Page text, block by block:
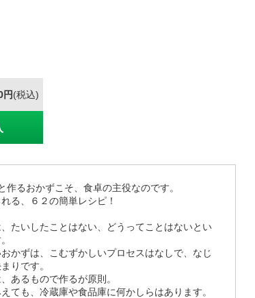
円(税込)
作るおかずこそ、食卓の主役なのです。
る、６２の簡単レシピ！
、たいしたことはない、どうってことはないとい
かずは、こむずかしいプロセスはなしで、なじ
りです。
あるもので作るが原則。
ても、冷蔵庫や食品庫に何かしらはあります。